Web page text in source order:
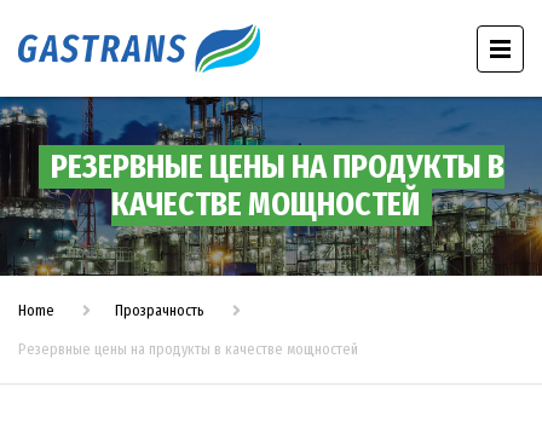
РЕЗЕРВНЫЕ ЦЕНЫ НА ПРОДУКТЫ В
КАЧЕСТВЕ МОЩНОСТЕЙ
Home Прозрачность
Резервные цены на продукты в качестве мощностей